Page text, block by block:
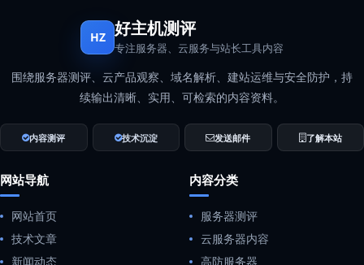
HZ 好主机测评
专注服务器、云服务与站长工具内容
围绕服务器测评、云产品观察、域名解析、建站运维与安全防护，持
续输出清晰、实用、可检索的内容资料。
内容测评 技术沉淀 发送邮件 了解本站
网站导航
网站首页
技术文章
新闻动态
内容分类
服务器测评
云服务器内容
高防服务器